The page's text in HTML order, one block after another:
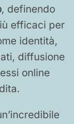
, definendo
efficaci per
identità,
diffusione
online